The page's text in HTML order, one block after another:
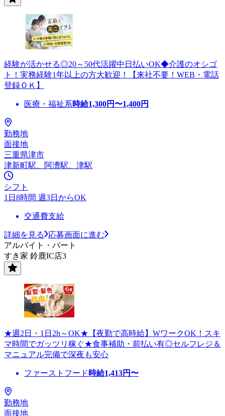
経験が活かせる◎20～50代活躍中日払いOK◆介護のオシゴ
ト！実務経験1年以上の方大歓迎！【来社不要！WEB・電話
登録ＯＫ】
医療・福祉系時給1,300円〜1,400円
勤務地
面接地
三重県津市
津新町駅、阿漕駅、津駅
シフト
1日8時間 週3日からOK
交通費支給
詳細を見る
応募画面に進む
アルバイト・パート
すき家 鈴鹿IC店3
★週2日・1日2h～OK★【夜勤で高時給】WワークOK！スキ
マ時間でガッツリ稼ぐ★食事補助・前払い有◎セルフレジ＆
マニュアル完備で深夜も安心
ファーストフード 時給1,413円〜
勤務地
面接地